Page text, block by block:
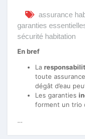
assurance
garanties
sécurité habitation
En bref
La
toute
dégât d’eau
Les garanties
forment un trio
…